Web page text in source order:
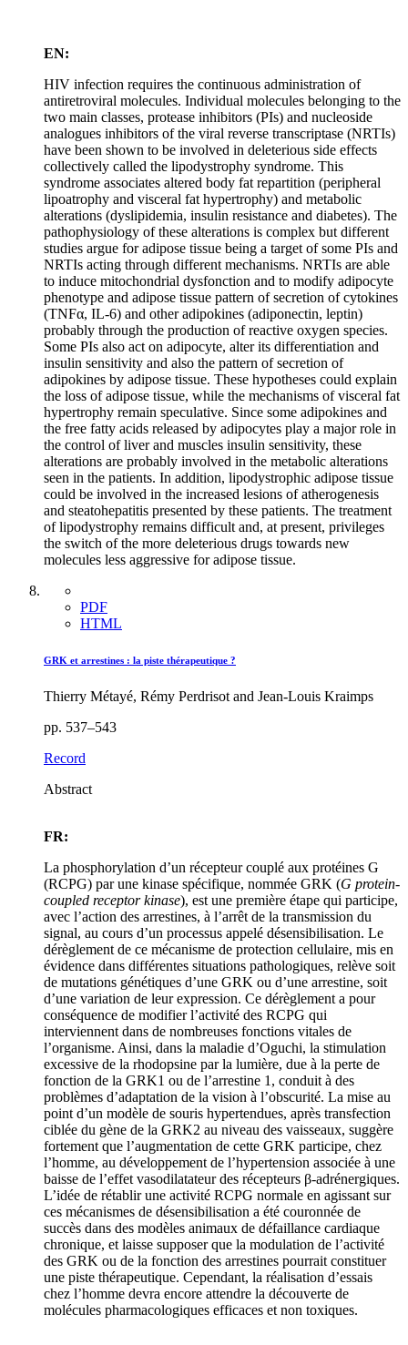
EN:
HIV infection requires the continuous administration of
antiretroviral molecules. Individual molecules belonging to the
two main classes, protease inhibitors (PIs) and nucleoside
analogues inhibitors of the viral reverse transcriptase (NRTIs)
have been shown to be involved in deleterious side effects
collectively called the lipodystrophy syndrome. This
syndrome associates altered body fat repartition (peripheral
lipoatrophy and visceral fat hypertrophy) and metabolic
alterations (dyslipidemia, insulin resistance and diabetes). The
pathophysiology of these alterations is complex but different
studies argue for adipose tissue being a target of some PIs and
NRTIs acting through different mechanisms. NRTIs are able
to induce mitochondrial dysfonction and to modify adipocyte
phenotype and adipose tissue pattern of secretion of cytokines
(TNFα, IL-6) and other adipokines (adiponectin, leptin)
probably through the production of reactive oxygen species.
Some PIs also act on adipocyte, alter its differentiation and
insulin sensitivity and also the pattern of secretion of
adipokines by adipose tissue. These hypotheses could explain
the loss of adipose tissue, while the mechanisms of visceral fat
hypertrophy remain speculative. Since some adipokines and
the free fatty acids released by adipocytes play a major role in
the control of liver and muscles insulin sensitivity, these
alterations are probably involved in the metabolic alterations
seen in the patients. In addition, lipodystrophic adipose tissue
could be involved in the increased lesions of atherogenesis
and steatohepatitis presented by these patients. The treatment
of lipodystrophy remains difficult and, at present, privileges
the switch of the more deleterious drugs towards new
molecules less aggressive for adipose tissue.
PDF
HTML
GRK et arrestines : la piste thérapeutique ?
Thierry Métayé, Rémy Perdrisot and Jean-Louis Kraimps
pp. 537–543
Record
Abstract
FR:
La phosphorylation d’un récepteur couplé aux protéines G
(RCPG) par une kinase spécifique, nommée GRK (G protein-
coupled receptor kinase), est une première étape qui participe,
avec l’action des arrestines, à l’arrêt de la transmission du
signal, au cours d’un processus appelé désensibilisation. Le
dérèglement de ce mécanisme de protection cellulaire, mis en
évidence dans différentes situations pathologiques, relève soit
de mutations génétiques d’une GRK ou d’une arrestine, soit
d’une variation de leur expression. Ce dérèglement a pour
conséquence de modifier l’activité des RCPG qui
interviennent dans de nombreuses fonctions vitales de
l’organisme. Ainsi, dans la maladie d’Oguchi, la stimulation
excessive de la rhodopsine par la lumière, due à la perte de
fonction de la GRK1 ou de l’arrestine 1, conduit à des
problèmes d’adaptation de la vision à l’obscurité. La mise au
point d’un modèle de souris hypertendues, après transfection
ciblée du gène de la GRK2 au niveau des vaisseaux, suggère
fortement que l’augmentation de cette GRK participe, chez
l’homme, au développement de l’hypertension associée à une
baisse de l’effet vasodilatateur des récepteurs β-adrénergiques.
L’idée de rétablir une activité RCPG normale en agissant sur
ces mécanismes de désensibilisation a été couronnée de
succès dans des modèles animaux de défaillance cardiaque
chronique, et laisse supposer que la modulation de l’activité
des GRK ou de la fonction des arrestines pourrait constituer
une piste thérapeutique. Cependant, la réalisation d’essais
chez l’homme devra encore attendre la découverte de
molécules pharmacologiques efficaces et non toxiques.